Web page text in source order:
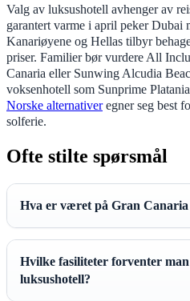
Valg av luksushotell avhenger av
garantert varme i april peker Dubai
Kanariøyene og Hellas tilbyr
priser. Familier bør vurdere All
Canaria eller Sunwing Alcudia
voksenhotell som Sunprime
Norske alternativeregner seg best
solferie.
Ofte stilte spørsmål
Hva er været på Gran
Hvilke fasiliteter forventer
luksushotell?